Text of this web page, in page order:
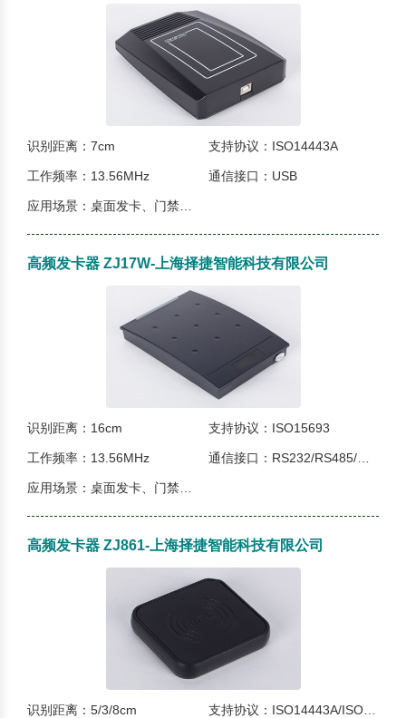
识别距离：7cm 支持协议：ISO14443A
工作频率：13.56MHz 通信接口：USB
高频发卡器 ZJ17W-上海择捷智能科技有限公司
识别距离：16cm 支持协议：ISO15693
工作频率：13.56MHz
高频发卡器 ZJ861-上海择捷智能科技有限公司
识别距离：5/3/8cm